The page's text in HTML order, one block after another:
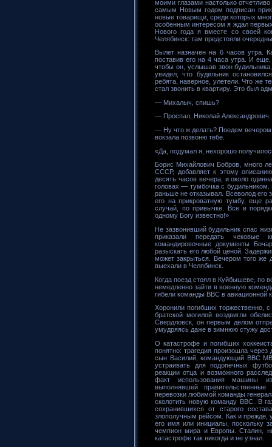
моими глазами настолько
самым Новым годом подписан
новые товарищи, среди которых
особенным интересом я ждал
Нового года я вместе со своей
Челябинск: там предстояли
Вылет назначен на 6 часов утра.
поставив его на 4 часа утра. И
чтобы он, услышав звон
увидел, что будильник
ребята, наверное, улетели. Что же
стал звонить в квартиру. Это был
— Михалыч, спишь?
— Проспал, Николай Александрович.
— Ну что ж делать? Поедем
вокзала позвоню тебе.
«Да, подумал я, нехорошо
Борис Михайлович Бобров, много
СССР, добавляет к этому
десять часов вечера, и около
головах — тумбочка с
раньше не отказывал. Всеволод его
его на прикроватную тумбу, еще
случай, по привычке. Все в
одному Богу известно!»
Не зазвонивший будильник спас
приказали передать чековые
командировочные документы
разыскать его любой ценой.
может закрыться. Вечером того же
выехали в Челябинск.
Когда поезд стоял в Куйбышеве, по
немедленно зайти в военную
гибели команды ВВС в авиационной
Хоронили погибших торжественно,
братской могилой воздвигли
Свердловск, он первым делом
умудряясь даже в зимнюю стужу
О катастрофе и погибших
понятно: трагедия произошла
сын Василий, командующий ВВС
устраивать для подопечных
реакции отца и возможного
факт использования машины из
выполнявшей
перевозки любимой команды
сколотить новую команду ВВС. В
сохранившихся от старого
злополучным рейсом. Как и прежде,
его имя или инициалы, поскольку
чемпион мира и Европы. Сталин,
катастрофе так никогда и не узнал.